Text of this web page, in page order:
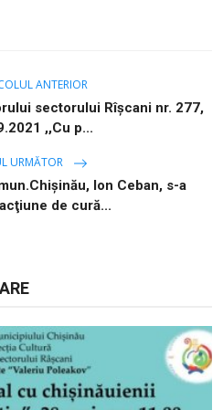
ANTERIOR
sectorului Rîșcani nr. 277,
,,Cu p...
URMĂTOR
Ion Ceban, s-a
de cură...